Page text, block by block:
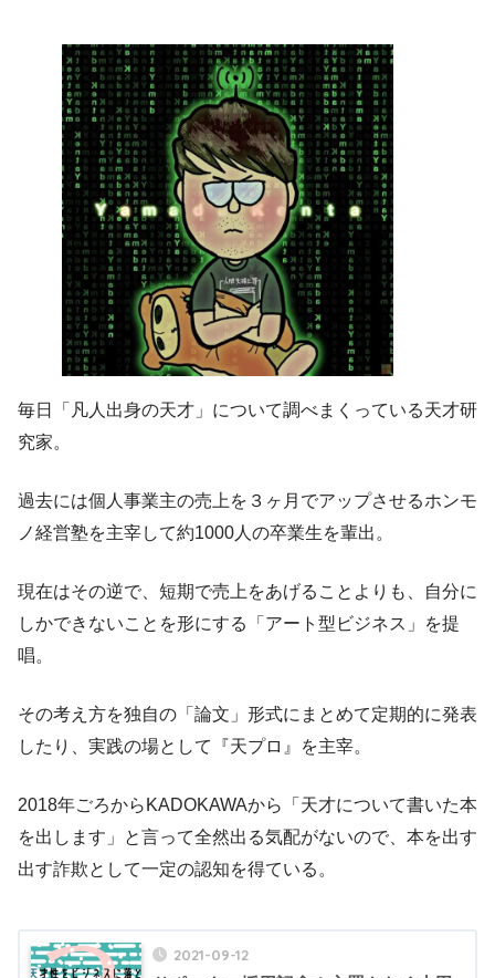
推しを推しにおしまくる
毎日「凡人出身の天才」について調べまくっている天才研
究家。
過去には個人事業主の売上を３ヶ月でアップさせるホンモ
ノ経営塾を主宰して約1000人の卒業生を輩出。
現在はその逆で、短期で売上をあげることよりも、自分に
しかできないことを形にする「アート型ビジネス」を提
唱。
その考え方を独自の「論文」形式にまとめて定期的に発表
したり、実践の場として『天プロ』を主宰。
2018年ごろからKADOKAWAから「天才について書いた本
を出します」と言って全然出る気配がないので、本を出す
出す詐欺として一定の認知を得ている。
2021-09-12